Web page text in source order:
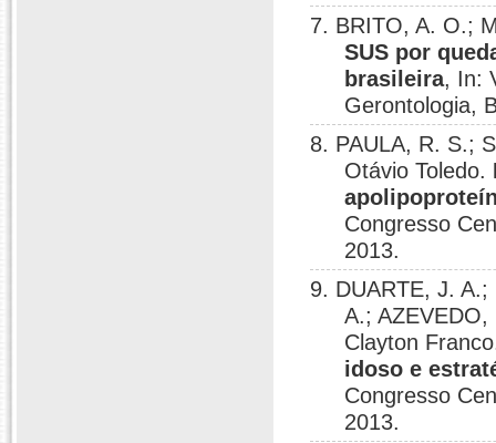
7. BRITO, A. O.;
SUS por
brasileira, In:
Gerontologia,
8. PAULA, R. S.;
Otávio Toledo.
Congresso
2013.
9. DUARTE, J.
A.;
Clayton
idoso e
Congresso
2013.